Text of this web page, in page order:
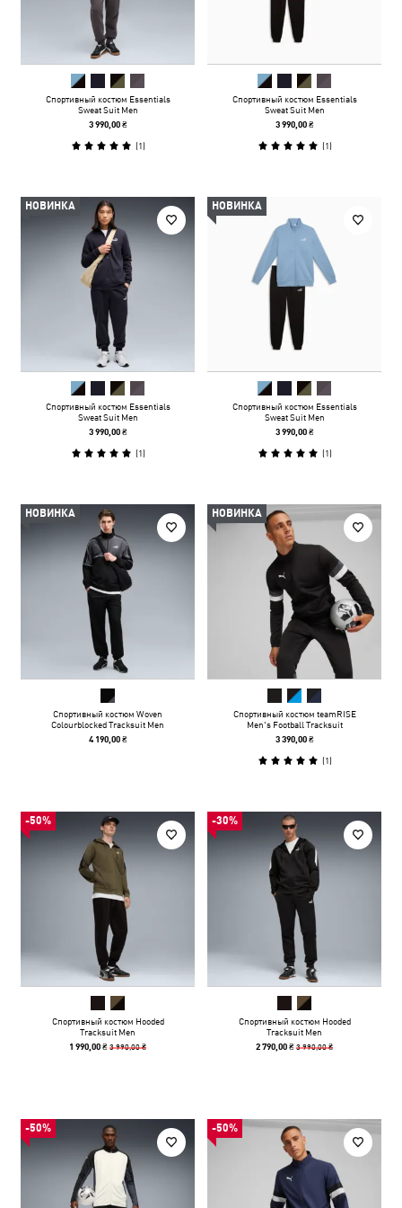
Спортивный костюм Essentials
Sweat Suit Men
3 990,00 ₴
(1)
Спортивный костюм Essentials
Sweat Suit Men
3 990,00 ₴
(1)
НОВИНКА
Спортивный костюм Essentials
Sweat Suit Men
3 990,00 ₴
(1)
НОВИНКА
Спортивный костюм Essentials
Sweat Suit Men
3 990,00 ₴
(1)
НОВИНКА
Спортивный костюм Woven
Colourblocked Tracksuit Men
4 190,00 ₴
НОВИНКА
Спортивный костюм teamRISE
Men's Football Tracksuit
3 390,00 ₴
(1)
-50%
Спортивный костюм Hooded
Tracksuit Men
1 990,00 ₴3 990,00 ₴
-30%
Спортивный костюм Hooded
Tracksuit Men
2 790,00 ₴3 990,00 ₴
-50% -50%